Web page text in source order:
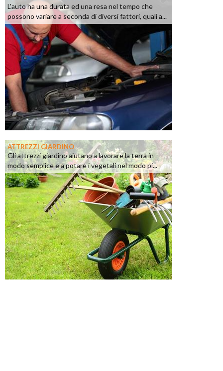
L'auto ha una durata ed una resa nel tempo che
possono variare a seconda di diversi fattori, quali a...
ATTREZZI GIARDINO
Gli attrezzi giardino aiutano a lavorare la terra in
modo semplice e a potare i vegetali nel modo pi...